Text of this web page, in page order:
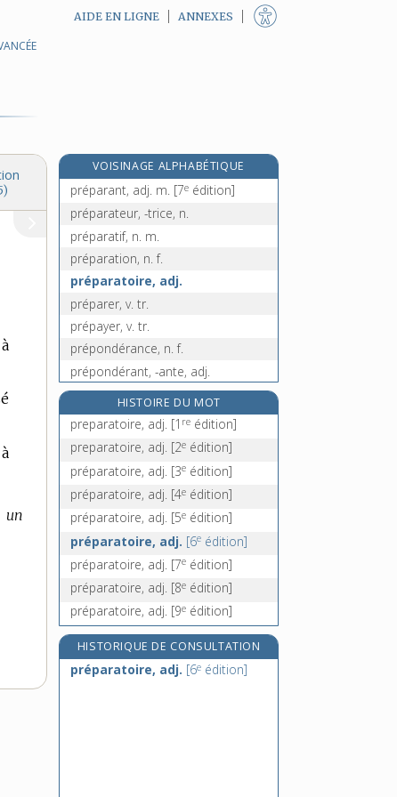
AIDE EN LIGNE ANNEXES
un
VOISINAGE ALPHABÉTIQUE
prépalatal, -ale, adj.
préparant, adj. m. [7e édition]
préparateur, -trice, n.
préparatif, n. m.
préparation, n. f.
préparatoire, adj.
préparer, v. tr.
prépayer, v. tr.
prépondérance, n. f.
prépondérant, -ante, adj.
préposé, -ée, n.
préposer, v. tr.
prépositif, -ive, adj.
prépositionnel, -elle, adj.
HISTOIRE DU MOT
preparatoire, adj. [1 re édition]
preparatoire, adj. [2e édition]
préparatoire, adj. [3e édition]
préparatoire, adj. [4e édition]
préparatoire, adj. [5e édition]
préparatoire, adj. [6e édition]
préparatoire, adj. [7e édition]
préparatoire, adj. [8e édition]
préparatoire, adj. [9e édition]
HISTORIQUE DE CONSULTATION
préparatoire, adj. [6e édition]